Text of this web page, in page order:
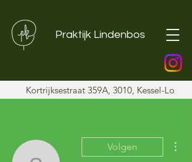
Kortrijksestraat 359A, 3010, Kessel-Lo
Praktijk Lindenbos
Volgen